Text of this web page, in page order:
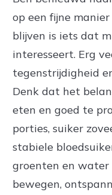
op een fijne
blijven is iets dat
interesseert. Erg
tegenstrijdigheid
Denk dat het
eten en goed te
porties, suiker
stabiele
groenten en water
bewegen,